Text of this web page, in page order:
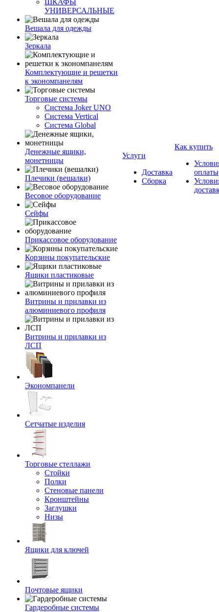
ШКАФЫ
УНИВЕРСАЛЬНЫЕ
Вешала для одежды
Зеркала
Комплектующие и решетки
к экономпанелям
Торговые системы
Система Joker UNO
Система Vertical
Система Global
Денежные ящики,
монетницы
Плечики (вешалки)
Весовое оборудование
Сейфы
Прикассовое оборудование
Корзины покупательские
Ящики пластиковые
Витрины и прилавки из
алюминиевого профиля
Витрины и прилавки из
ЛСП
Экономпанели
Сетчатые изделия
Торговые стеллажи
Стойки
Полки
Стеновые панели
Кронштейны
Заглушки
Низы
Ящики для ключей
Почтовые ящики
Гардеробные системы
Услуги
Доставка
Сборка
Как купить
оплаты